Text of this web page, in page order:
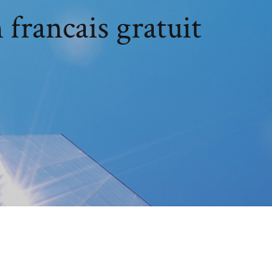
francais gratuit